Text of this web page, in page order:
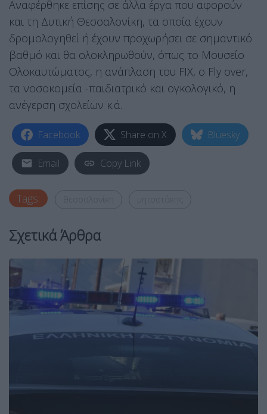
Αναφέρθηκε επίσης σε άλλα έργα που αφορούν
και τη Δυτική Θεσσαλονίκη, τα οποία έχουν
δρομολογηθεί ή έχουν προχωρήσει σε σημαντικό
βαθμό και θα ολοκληρωθούν, όπως το Μουσείο
Ολοκαυτώματος, η ανάπλαση του FIX, ο Fly over,
τα νοσοκομεία -παιδιατρικό και ογκολογικό, η
ανέγερση σχολείων κ.ά.
Facebook Share on X Bluesky
Email Copy Link
Tags:
Σχετικά Άρθρα